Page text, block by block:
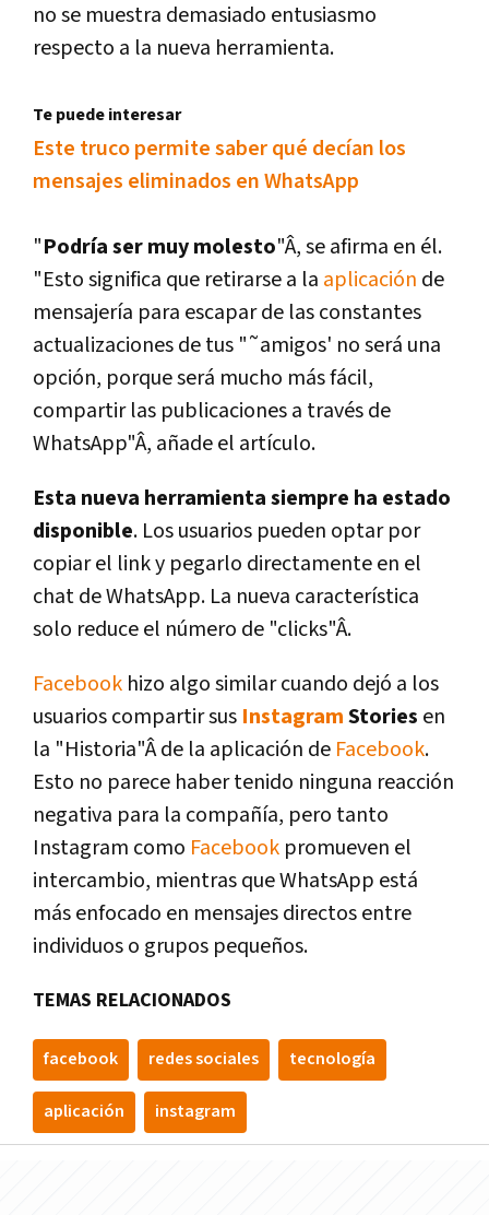
no se muestra demasiado entusiasmo
respecto a la nueva herramienta.
Te puede interesar
Este truco permite saber qué decí­an los
mensajes eliminados en WhatsApp
"Podrí­a ser muy molesto"Â, se afirma en él.
"Esto significa que retirarse a la aplicación de
mensajerí­a para escapar de las constantes
actualizaciones de tus "˜amigos' no será una
opción, porque será mucho más fácil,
compartir las publicaciones a través de
WhatsApp"Â, añade el artí­culo.
Esta nueva herramienta siempre ha estado
disponible. Los usuarios pueden optar por
copiar el link y pegarlo directamente en el
chat de WhatsApp. La nueva caracterí­stica
solo reduce el número de "clicks"Â.
Facebook hizo algo similar cuando dejó a los
usuarios compartir sus InstagramStories en
la "Historia"Â de la aplicación de Facebook.
Esto no parece haber tenido ninguna reacción
negativa para la compañí­a, pero tanto
Instagram como Facebook promueven el
intercambio, mientras que WhatsApp está
más enfocado en mensajes directos entre
individuos o grupos pequeños.
TEMAS RELACIONADOS
facebook redes sociales tecnologí­a
aplicación instagram